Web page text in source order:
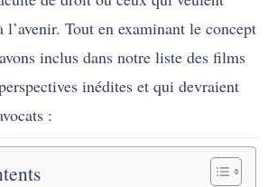
l’avenir. Tout en examinant le concept
inclus dans notre liste des films
inédites et qui devraient
: